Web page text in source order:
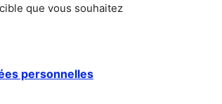
que vous souhaitez
personnelles